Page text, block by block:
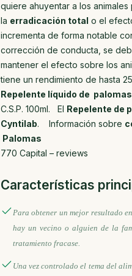
quiere ahuyentar a los
la erradicación total o el
incrementa de forma notable
corrección de conducta, se
mantener el efecto sobre los
tiene un rendimiento de hasta
Repelente líquido de palomas
C.S.P. 100ml. El Repelente de
Cyntilab. Información sobre
Palomas
770 Capital – reviews
Características
Para obtener un mejor resultado
hay un vecino o alguien de la
tratamiento fracase.
Una vez controlado el tema del